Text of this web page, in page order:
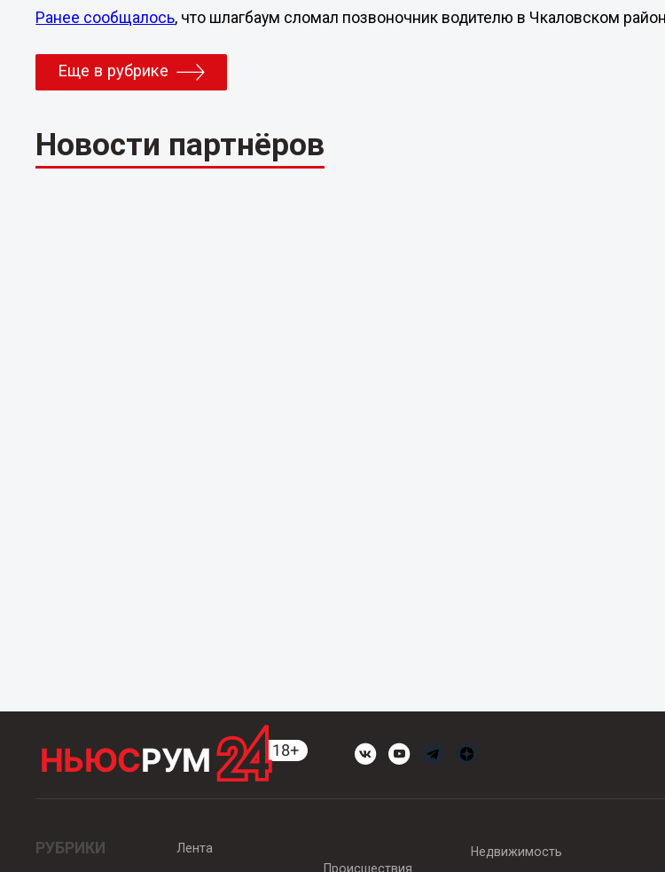
Ранее сообщалось, что шлагбаум сломал позвоночник водителю в Чкаловском
Еще в рубрике
Новости партнёров
РУБРИКИ
Лента
Происшествия
Недвижимость